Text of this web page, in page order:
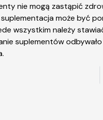
nie mogą zastąpić
może być
wszystkim należy
suplementów